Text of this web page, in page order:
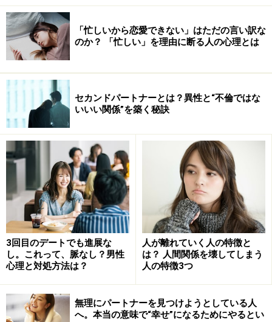
「忙しいから恋愛できない」はただの言い訳な
のか？ 「忙しい」を理由に断る人の心理とは
セカンドパートナーとは？異性と“不倫ではな
いいい関係”を築く秘訣
3回目のデートでも進展な
し。これって、脈なし？男性
心理と対処方法は？
人が離れていく人の特徴と
は？ 人間関係を壊してしまう
人の特徴3つ
無理にパートナーを見つけようとしている人
へ。本当の意味で“幸せ”になるためにやるとい